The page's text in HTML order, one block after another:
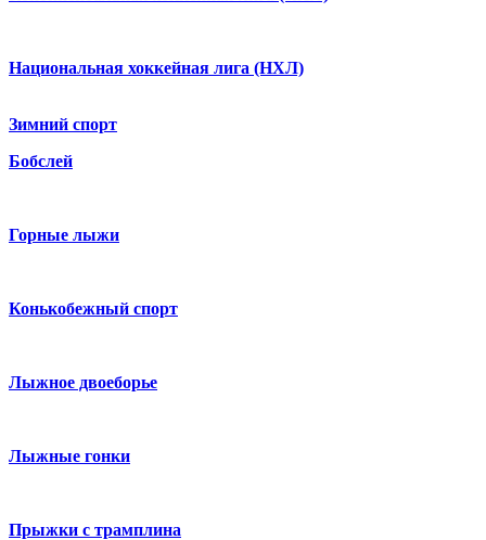
Национальная хоккейная лига (НХЛ)
Зимний спорт
Бобслей
Горные лыжи
Конькобежный спорт
Лыжное двоеборье
Лыжные гонки
Прыжки с трамплина